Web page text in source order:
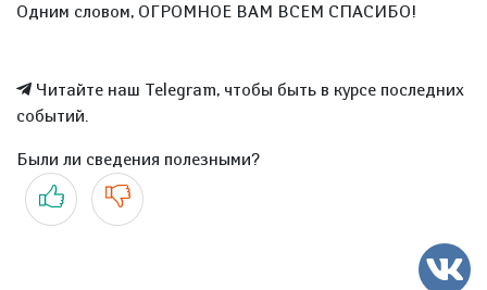
Одним словом, ОГРОМНОЕ ВАМ ВСЕМ СПАСИБО!
Читайте наш Telegram, чтобы быть в курсе последних
событий.
Были ли сведения полезными?
Да Нет